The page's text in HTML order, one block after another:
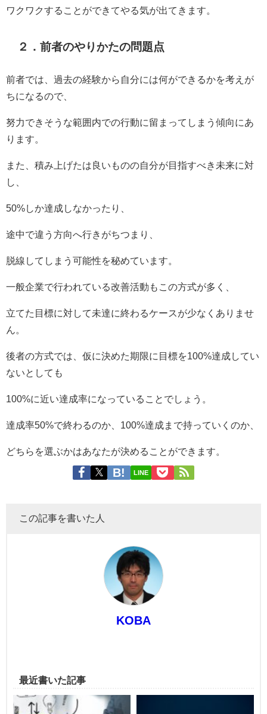
ワクワクすることができてやる気が出てきます。
２．前者のやりかたの問題点
前者では、過去の経験から自分には何ができるかを考えが
ちになるので、
努力できそうな範囲内での行動に留まってしまう傾向にあ
ります。
また、積み上げたは良いものの自分が目指すべき未来に対
し、
50%しか達成しなかったり、
途中で違う方向へ行きがちつまり、
脱線してしまう可能性を秘めています。
一般企業で行われている改善活動もこの方式が多く、
立てた目標に対して未達に終わるケースが少なくありませ
ん。
後者の方式では、仮に決めた期限に目標を100%達成してい
ないとしても
100%に近い達成率になっていることでしょう。
達成率50%で終わるのか、100%達成まで持っていくのか、
どちらを選ぶかはあなたが決めることができます。
LINE
この記事を書いた人
KOBA
最近書いた記事